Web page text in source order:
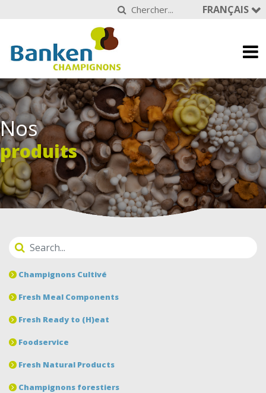
FRANÇAIS
Nos
produits
Champignons Cultivé
Fresh Meal Components
Fresh Ready to (H)eat
Foodservice
Fresh Natural Products
Champignons forestiers